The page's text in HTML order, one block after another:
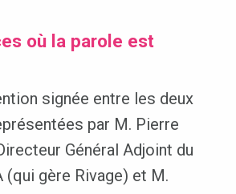
où la parole est
signée entre les deux
par M. Pierre
Général Adjoint du
(qui gère Rivage) et M.